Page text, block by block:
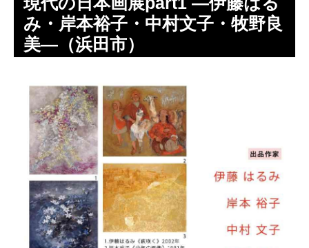
み・岸本裕子・中村文子・牧野良
美―（浜田市）